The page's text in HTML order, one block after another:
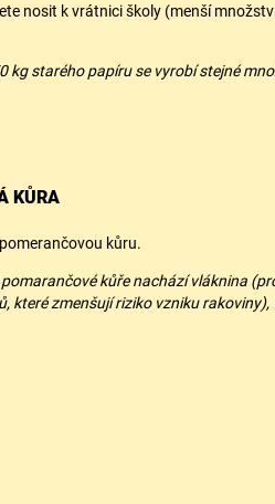
nosit k vrátnici školy (menší
kg starého papíru se vyrobí stejné
KŮRA
kůru.
pomarančové kůře nachází vláknina
které zmenšují riziko vzniku